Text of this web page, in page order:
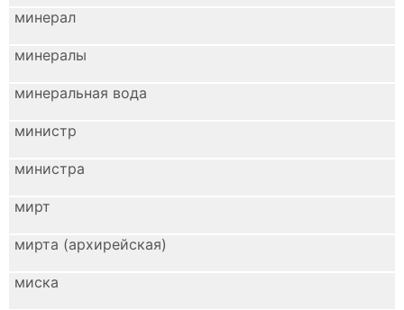
минерал
минералы
минеральная вода
министр
министра
мирт
мирта (архирейская)
миска